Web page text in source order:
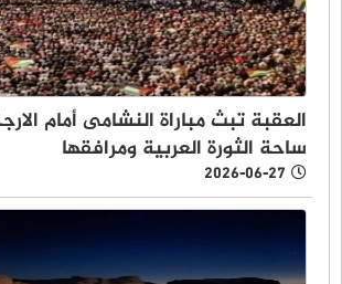
العقبة تبث مباراة النشامى أمام
ساحة الثورة العربية ومرافقها
2026-06-27